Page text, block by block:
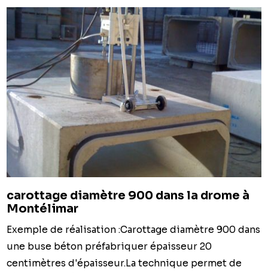
carottage diamètre 900 dans la drome à
Montélimar
Exemple de réalisation :Carottage diamètre 900 dans
une buse béton préfabriquer épaisseur 20
centimètres d'épaisseur.La technique permet de